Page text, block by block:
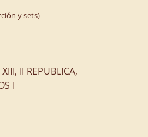
y sets)
II REPUBLICA,
I